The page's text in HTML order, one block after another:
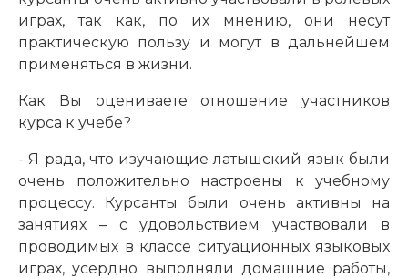
играх, так как, по их мнению, они несут
практическую пользу и могут в дальнейшем
применяться в жизни.
Как Вы оцениваете отношение участников
курса к учебе?
- Я рада, что изучающие латышский язык были
очень положительно настроены к учебному
процессу. Курсанты были очень активны на
занятиях – с удовольствием участвовали в
проводимых в классе ситуационных языковых
играх, усердно выполняли домашние работы,